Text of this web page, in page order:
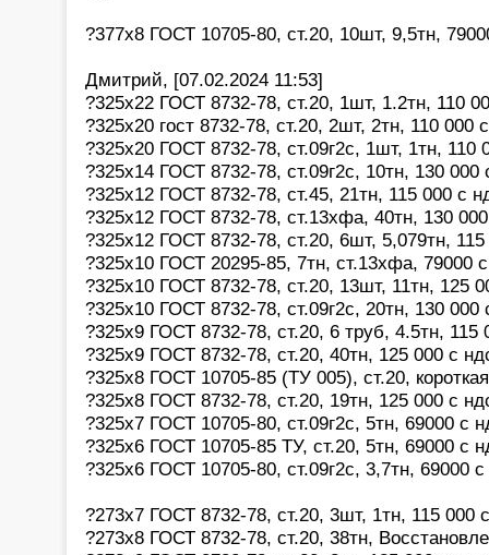
?377х8 ГОСТ 10705-80, ст.20, 10шт, 9,5тн,
Дмитрий, [07.02.2024 11:53]
?325х22 ГОСТ 8732-78, ст.20, 1шт, 1.2тн, 110
?325х20 гост 8732-78, ст.20, 2шт, 2тн, 110 000
?325х20 ГОСТ 8732-78, ст.09г2с, 1шт, 1тн, 110
?325х14 ГОСТ 8732-78, ст.09г2с, 10тн, 130 000
?325х12 ГОСТ 8732-78, ст.45, 21тн, 115 000 с
?325х12 ГОСТ 8732-78, ст.13хфа, 40тн, 130
?325х12 ГОСТ 8732-78, ст.20, 6шт, 5,079тн,
?325х10 ГОСТ 20295-85, 7тн, ст.13хфа, 79000
?325х10 ГОСТ 8732-78, ст.20, 13шт, 11тн, 125
?325х10 ГОСТ 8732-78, ст.09г2с, 20тн, 130 000
?325х9 ГОСТ 8732-78, ст.20, 6 труб, 4.5тн, 115
?325х9 ГОСТ 8732-78, ст.20, 40тн, 125 000 с
?325х8 ГОСТ 10705-85 (ТУ 005), ст.20,
?325х8 ГОСТ 8732-78, ст.20, 19тн, 125 000 с
?325х7 ГОСТ 10705-80, ст.09г2с, 5тн, 69000 с
?325х6 ГОСТ 10705-85 ТУ, ст.20, 5тн, 69000 с
?325х6 ГОСТ 10705-80, ст.09г2с, 3,7тн, 69000
?273х7 ГОСТ 8732-78, ст.20, 3шт, 1тн, 115 000
?273х8 ГОСТ 8732-78, ст.20, 38тн,